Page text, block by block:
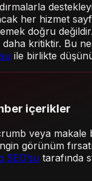
her hizmet
doğru
kritiktir. Bu
ile birlikte
içerikler
veya makale
görünüm
SEO’su tarafında